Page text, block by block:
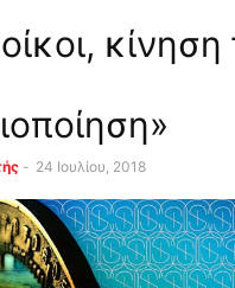
- 24 Ιουλίου, 2018